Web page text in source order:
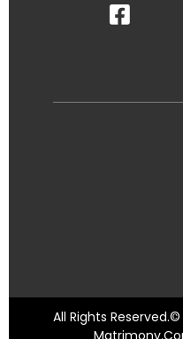
All Rights